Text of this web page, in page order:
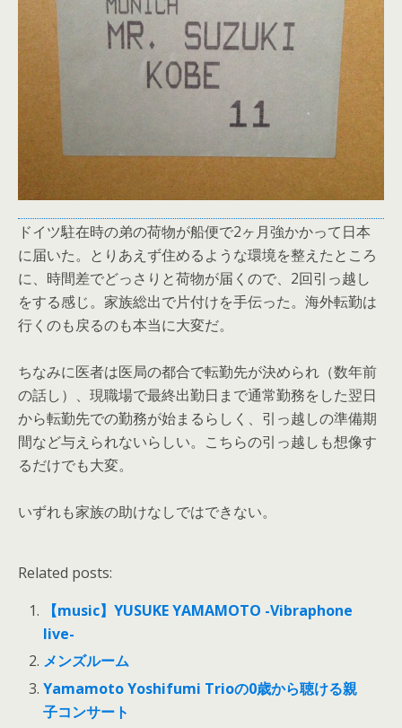
ドイツ駐在時の弟の荷物が船便で2ヶ月強かかって日本
に届いた。とりあえず住めるような環境を整えたところ
に、時間差でどっさりと荷物が届くので、2回引っ越し
をする感じ。家族総出で片付けを手伝った。海外転勤は
行くのも戻るのも本当に大変だ。
ちなみに医者は医局の都合で転勤先が決められ（数年前
の話し）、現職場で最終出勤日まで通常勤務をした翌日
から転勤先での勤務が始まるらしく、引っ越しの準備期
間など与えられないらしい。こちらの引っ越しも想像す
るだけでも大変。
いずれも家族の助けなしではできない。
Related posts:
【music】YUSUKE YAMAMOTO -Vibraphone
live-
メンズルーム
Yamamoto Yoshifumi Trioの0歳から聴ける親
子コンサート